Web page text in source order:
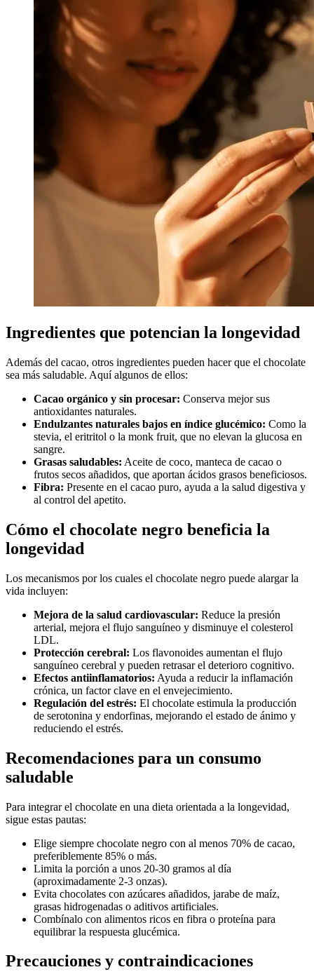
Ingredientes que potencian la longevidad
Además del cacao, otros ingredientes pueden hacer que el chocolate
sea más saludable. Aquí algunos de ellos:
Cacao orgánico y sin procesar: Conserva mejor sus
antioxidantes naturales.
Endulzantes naturales bajos en índice glucémico: Como la
stevia, el eritritol o la monk fruit, que no elevan la glucosa en
sangre.
Grasas saludables: Aceite de coco, manteca de cacao o
frutos secos añadidos, que aportan ácidos grasos beneficiosos.
Fibra: Presente en el cacao puro, ayuda a la salud digestiva y
al control del apetito.
Cómo el chocolate negro beneficia la
longevidad
Los mecanismos por los cuales el chocolate negro puede alargar la
vida incluyen:
Mejora de la salud cardiovascular: Reduce la presión
arterial, mejora el flujo sanguíneo y disminuye el colesterol
LDL.
Protección cerebral: Los flavonoides aumentan el flujo
sanguíneo cerebral y pueden retrasar el deterioro cognitivo.
Efectos antiinflamatorios: Ayuda a reducir la inflamación
crónica, un factor clave en el envejecimiento.
Regulación del estrés: El chocolate estimula la producción
de serotonina y endorfinas, mejorando el estado de ánimo y
reduciendo el estrés.
Recomendaciones para un consumo
saludable
Para integrar el chocolate en una dieta orientada a la longevidad,
sigue estas pautas:
Elige siempre chocolate negro con al menos 70% de cacao,
preferiblemente 85% o más.
Limita la porción a unos 20-30 gramos al día
(aproximadamente 2-3 onzas).
Evita chocolates con azúcares añadidos, jarabe de maíz,
grasas hidrogenadas o aditivos artificiales.
Combínalo con alimentos ricos en fibra o proteína para
equilibrar la respuesta glucémica.
Precauciones y contraindicaciones